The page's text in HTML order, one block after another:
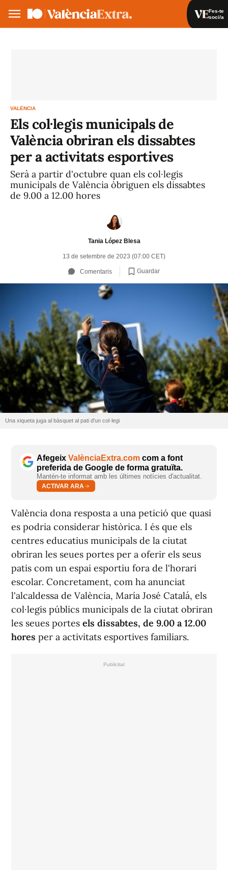
Fes-te
soci/a
VALÈNCIA
Els col·legis municipals de
València obriran els dissabtes
per a activitats esportives
Serà a partir d'octubre quan els col·legis
municipals de València òbriguen els dissabtes
de 9.00 a 12.00 hores
Tania López Blesa
13 de setembre de 2023 (07:00 CET)
Comentaris Guardar
Una xiqueta juga al bàsquet al pati d'un col·legi
Afegeix ValènciaExtra.com com a font
preferida de Google de forma gratuïta.
Mantén-te informat amb les últimes notícies d'actualitat.
ACTIVAR ARA
València dona resposta a una petició que quasi
es podria considerar històrica. I és que els
centres educatius municipals de la ciutat
obriran les seues portes per a oferir els seus
patis com un espai esportiu fora de l'horari
escolar. Concretament, com ha anunciat
l'alcaldessa de València, María José Catalá, els
col·legis públics municipals de la ciutat obriran
les seues portes els dissabtes, de 9.00 a 12.00
hores per a activitats esportives familiars.